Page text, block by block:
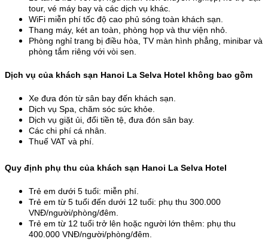
tour, vé máy bay và các dịch vụ khác.
WiFi miễn phí tốc độ cao phủ sóng toàn khách sạn.
Thang máy, két an toàn, phòng họp và thư viện nhỏ.
Phòng nghỉ trang bị điều hòa, TV màn hình phẳng, minibar và
phòng tắm riêng với vòi sen.
Dịch vụ của khách sạn Hanoi La Selva Hotel không bao gồm
Xe đưa đón từ sân bay đến khách sạn.
Dịch vụ Spa, chăm sóc sức khỏe.
Dịch vụ giặt ủi, đổi tiền tệ, đưa đón sân bay.
Các chi phí cá nhân.
Thuế VAT và phí.
Quy định phụ thu của khách sạn Hanoi La Selva Hotel
Trẻ em dưới 5 tuổi: miễn phí.
Trẻ em từ 5 tuổi đến dưới 12 tuổi: phụ thu 300.000
VNĐ/người/phòng/đêm.
Trẻ em từ 12 tuổi trở lên hoặc người lớn thêm: phụ thu
400.000 VNĐ/người/phòng/đêm.